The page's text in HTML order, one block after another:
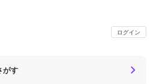
ログイン
がす